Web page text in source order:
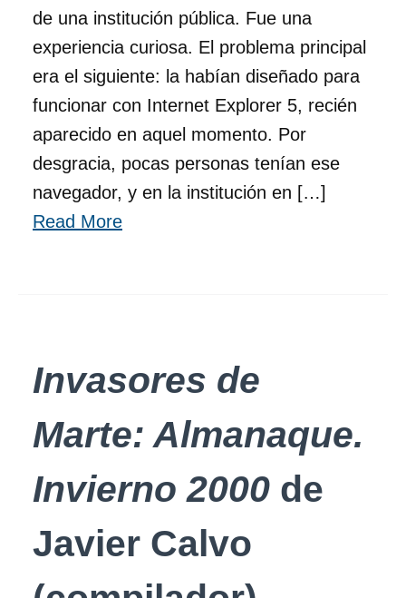
de una institución pública. Fue una
experiencia curiosa. El problema principal
era el siguiente: la habían diseñado para
funcionar con Internet Explorer 5, recién
aparecido en aquel momento. Por
desgracia, pocas personas tenían ese
navegador, y en la institución en […]
Read More
Invasores de
Marte: Almanaque.
Invierno 2000 de
Javier Calvo